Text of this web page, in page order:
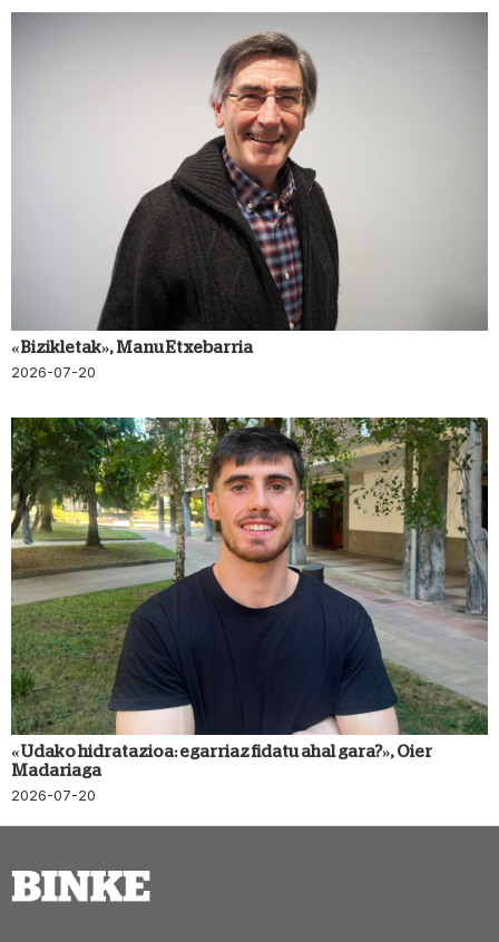
«Bizikletak», Manu Etxebarria
2026-07-20
«Udako hidratazioa: egarriaz fidatu ahal gara?», Oier
Madariaga
2026-07-20